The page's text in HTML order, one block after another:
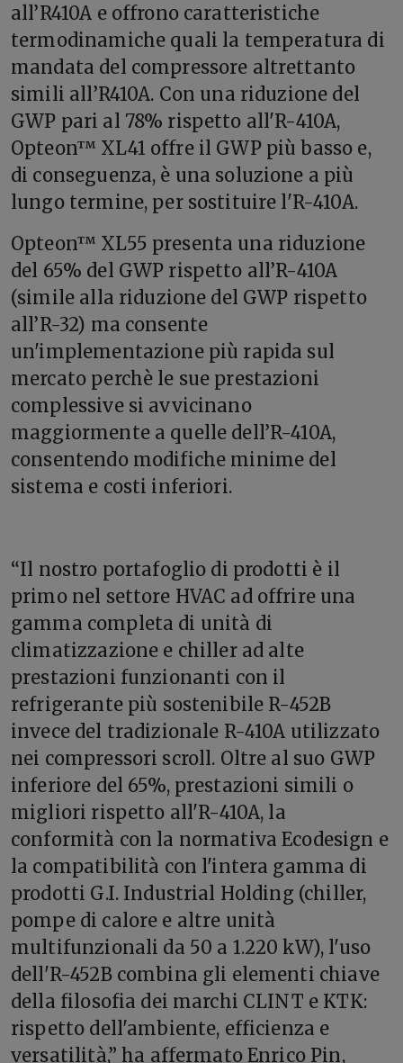
all’R410A e offrono caratteristiche
termodinamiche quali la temperatura di
mandata del compressore altrettanto
simili all’R410A. Con una riduzione del
GWP pari al 78% rispetto all'R-410A,
Opteon™ XL41 offre il GWP più basso e,
di conseguenza, è una soluzione a più
lungo termine, per sostituire l'R-410A.
Opteon™ XL55 presenta una riduzione
del 65% del GWP rispetto all’R-410A
(simile alla riduzione del GWP rispetto
all’R-32) ma consente
un'implementazione più rapida sul
mercato perchè le sue prestazioni
complessive si avvicinano
maggiormente a quelle dell’R-410A,
consentendo modifiche minime del
sistema e costi inferiori.
“Il nostro portafoglio di prodotti è il
primo nel settore HVAC ad offrire una
gamma completa di unità di
climatizzazione e chiller ad alte
prestazioni funzionanti con il
refrigerante più sostenibile R-452B
invece del tradizionale R-410A utilizzato
nei compressori scroll. Oltre al suo GWP
inferiore del 65%, prestazioni simili o
migliori rispetto all'R-410A, la
conformità con la normativa Ecodesign e
la compatibilità con l'intera gamma di
prodotti G.I. Industrial Holding (chiller,
pompe di calore e altre unità
multifunzionali da 50 a 1.220 kW), l'uso
dell'R-452B combina gli elementi chiave
della filosofia dei marchi CLINT e KTK:
rispetto dell'ambiente, efficienza e
versatilità,” ha affermato Enrico Pin,